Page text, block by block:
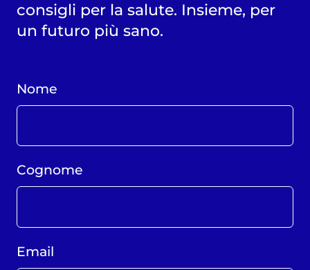
consigli per la salute. Insieme, per
un futuro più sano.
Nome
Cognome
Email